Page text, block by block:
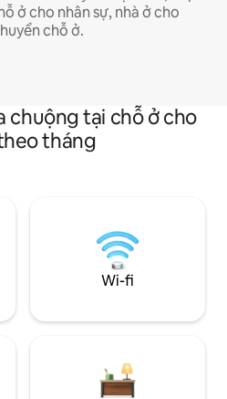
ở cho nhân sự, nhà ở cho
chỗ ở.
chuộng tại chỗ ở cho
tháng
Wi-fi